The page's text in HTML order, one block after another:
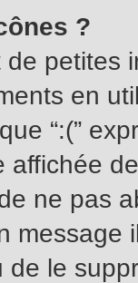
?
petites
en
“:(”
affichée
ne pas
message
de le